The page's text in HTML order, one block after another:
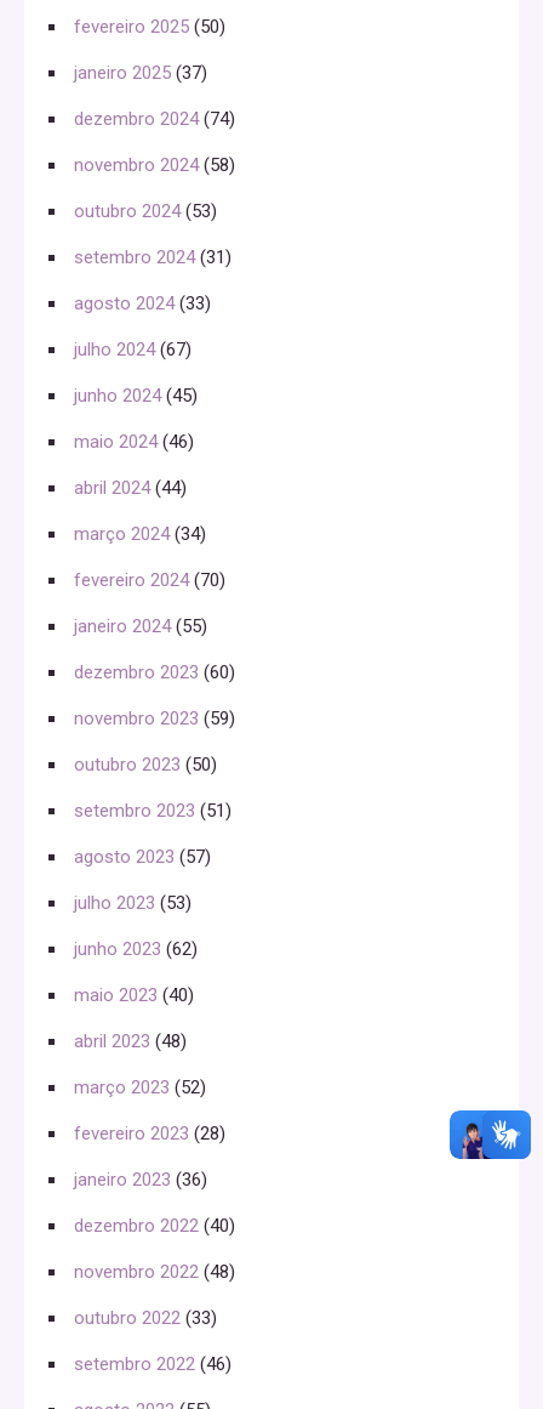
fevereiro 2025 (50)
janeiro 2025 (37)
dezembro 2024(74)
novembro 2024(58)
outubro 2024(53)
setembro 2024(31)
agosto 2024(33)
julho 2024(67)
junho 2024(45)
maio 2024(46)
abril 2024(44)
março 2024(34)
fevereiro 2024(70)
janeiro 2024(55)
dezembro 2023 (60)
novembro 2023 (59)
outubro 2023 (50)
setembro 2023 (51)
agosto 2023 (57)
julho 2023 (53)
junho 2023 (62)
maio 2023 (40)
abril 2023 (48)
março 2023 (52)
fevereiro 2023 (28)
janeiro 2023 (36)
dezembro 2022 (40)
novembro 2022 (48)
outubro 2022 (33)
setembro 2022 (46)